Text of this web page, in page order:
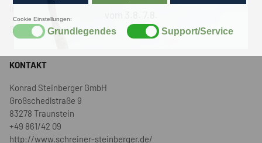
Datenschutz
KONTAKT
Konrad Steinberger GmbH
Großschedlstraße 9
83278 Traunstein
+49 861/42 09
http://www.schreiner-steinberger.de/